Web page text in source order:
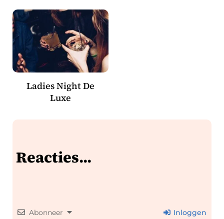
Ladies Night De
Luxe
Reacties...
Abonneer Inloggen